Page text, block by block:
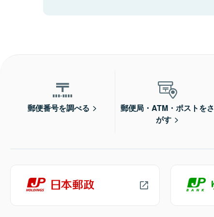
郵便番号を調べる
郵便局・ATM・ポストをさ
がす